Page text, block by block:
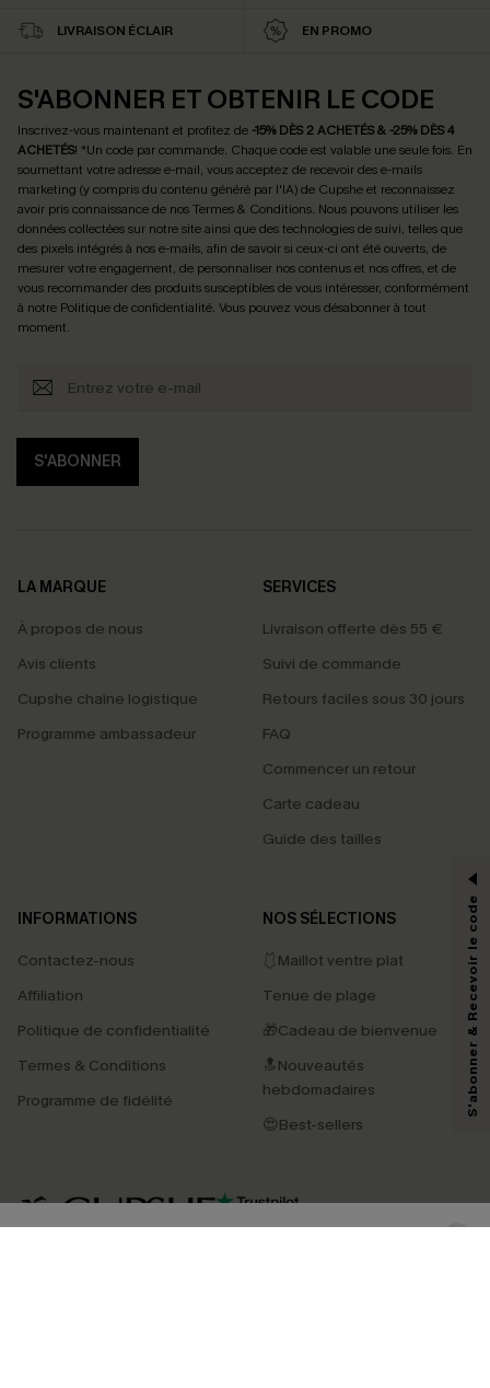
LIVRAISON ÉCLAIR EN PROMO
S'ABONNER ET OBTENIR LE CODE
Inscrivez-vous maintenant et profitez de -15% DÈS 2 ACHETÉS & -25% DÈS 4
ACHETÉS! *Un code par commande. Chaque code est valable une seule fois. En
soumettant votre adresse e-mail, vous acceptez de recevoir des e-mails
marketing (y compris du contenu généré par l'IA) de Cupshe et reconnaissez
avoir pris connaissance de nosTermes & Conditions. Nous pouvons utiliser les
données collectées sur notre site ainsi que des technologies de suivi, telles que
des pixels intégrés à nos e-mails, afin de savoir si ceux-ci ont été ouverts, de
mesurer votre engagement, de personnaliser nos contenus et nos offres, et de
vous recommander des produits susceptibles de vous intéresser, conformément
à notre Politique de confidentialité. Vous pouvez vous désabonner à tout
moment.
S'ABONNER
LA MARQUE
À propos de nous
Avis clients
Cupshe chaîne logistique
Programme ambassadeur
SERVICES
Livraison offerte dès 55 €
Suivi de commande
Retours faciles sous 30 jours
FAQ
Commencer un retour
Carte cadeau
Guide des tailles
INFORMATIONS
Contactez-nous
Affiliation
Politique de confidentialité
Termes & Conditions
Programme de fidélité
NOS SÉLECTIONS
🩱Maillot ventre plat
Tenue de plage
🎁Cadeau de bienvenue
🔝Nouveautés
hebdomadaires
😍Best-sellers
4.4
PROFITEZ DE -15%
marketing (y compris du contenu généré par l'IA) de Cupshe et
pouvons utiliser les données collectées sur notre site ainsi que des
savoir si ceux-ci ont été ouverts, de mesurer votre engagement, de
personnaliser nos contenus et nos offres, et de vous recommander des
produits susceptibles de vous intéresser, conformément à notre
Politique de
. Vous pouvez vous désabonner à tout moment.
S'abonner & Recevoir le code